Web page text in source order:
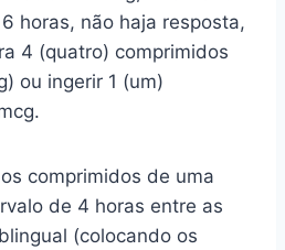
horas, não haja resposta,
4 (quatro) comprimidos
ou ingerir 1 (um)
comprimidos de uma
de 4 horas entre as
(colocando os